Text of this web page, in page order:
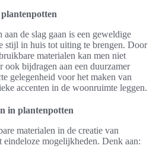
de slag gaan is een geweldige
stijl in huis tot uiting te brengen. Door
materialen kan men niet
ook bijdragen aan een duurzamer
gelegenheid voor het maken van
accenten in de woonruimte leggen.
in plantenpotten
materialen in de creatie van
eindeloze mogelijkheden. Denk aan: